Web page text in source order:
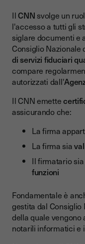
IlCNN svolge un
l'accesso a tutti gli
siglare documenti e
Consiglio Nazionale
di servizi fiduciari
compare
autorizzati dall'
Il CNN emette
assicurando che:
La firma
La firma sia
Il firmatario
funzioni
Fondamentale è
gestita dal
della quale
notarili informatici e